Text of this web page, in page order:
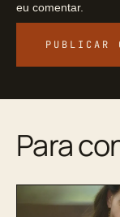
eu comentar.
Para